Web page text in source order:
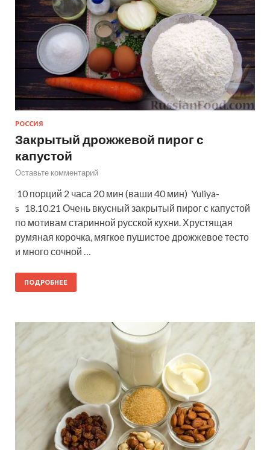
РОССИЯ
Закрытый дрожжевой пирог с
капустой
Оставьте комментарий
10 порций 2 часа 20 мин (ваши 40 мин) Yuliya-
s 18.10.21 Очень вкусный закрытый пирог с капустой
по мотивам старинной русской кухни. Хрустящая
румяная корочка, мягкое пушистое дрожжевое тесто
и много сочной …
ПОДРОБНЕЕ